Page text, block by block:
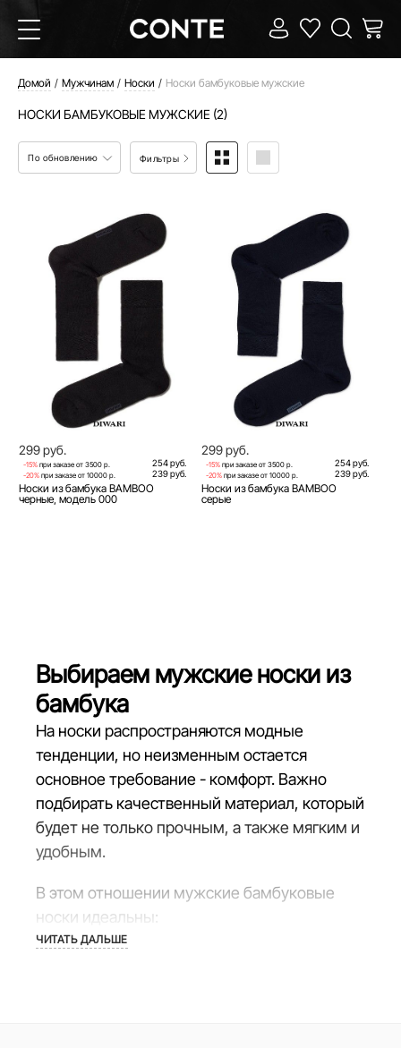
Домой Мужчинам Носки Носки бамбуковые мужские
НОСКИ БАМБУКОВЫЕ МУЖСКИЕ (2)
По обновлению Фильтры
299 руб.
-15% при заказе от 3500 р. 254 руб.
-20% при заказе от 10000 р. 239 руб.
Носки из бамбука BAMBOO
черные, модель 000
299 руб.
-15% при заказе от 3500 р. 254 руб.
-20% при заказе от 10000 р. 239 руб.
Носки из бамбука BAMBOO
серые
Выбираем мужские носки из
бамбука
На носки распространяются модные
тенденции, но неизменным остается
основное требование - комфорт. Важно
подбирать качественный материал, который
будет не только прочным, а также мягким и
удобным.
В этом отношении мужские бамбуковые
носки идеальны:
ЧИТАТЬ ДАЛЬШЕ